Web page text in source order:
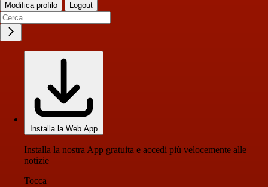
Modifica profilo Logout
Installa la Web App
Installa la nostra App gratuita e accedi più velocemente alle
notizie
Tocca